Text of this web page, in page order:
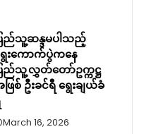
ြည်သူ့ဆန္ဒမပါသည့်
းကောက်ပွဲကနေ
ြည်သူ့လွှတ်တော်ဥက္ကဋ္ဌ
ြစ် ဦးခင်ရီ ရွေးချယ်ခံ
March 16, 2026